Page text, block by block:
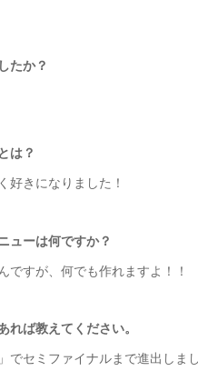
たか？
は？
好きになりました！
ューは何ですか？
すが、何でも作れますよ！！
ば教えてください。
セミファイナルまで進出しま